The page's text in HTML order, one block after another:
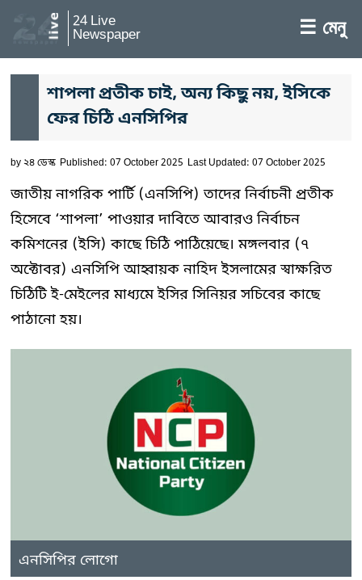
24 Live
Newspaper ☰ মেনু
শাপলা প্রতীক চাই, অন্য কিছু নয়, ইসিকে
ফের চিঠি এনসিপির
by২৪ ডেস্ক Published: 07 October 2025 Last Updated: 07 October 2025
জাতীয় নাগরিক পার্টি (এনসিপি) তাদের নির্বাচনী প্রতীক
হিসেবে ‘শাপলা’ পাওয়ার দাবিতে আবারও নির্বাচন
কমিশনের (ইসি) কাছে চিঠি পাঠিয়েছে। মঙ্গলবার (৭
অক্টোবর) এনসিপি আহ্বায়ক নাহিদ ইসলামের স্বাক্ষরিত
চিঠিটি ই-মেইলের মাধ্যমে ইসির সিনিয়র সচিবের কাছে
পাঠানো হয়।
এনসিপির লোগো